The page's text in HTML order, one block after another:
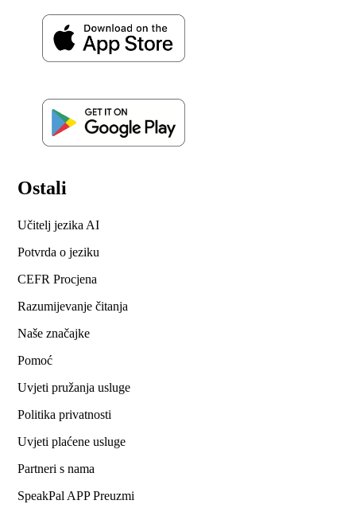
Ostali
Učitelj jezika AI
Potvrda o jeziku
CEFR Procjena
Razumijevanje čitanja
Naše značajke
Pomoć
Uvjeti pružanja usluge
Politika privatnosti
Uvjeti plaćene usluge
Partneri s nama
SpeakPal APP Preuzmi